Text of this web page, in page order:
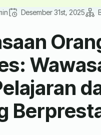
Desember 31st, 2025